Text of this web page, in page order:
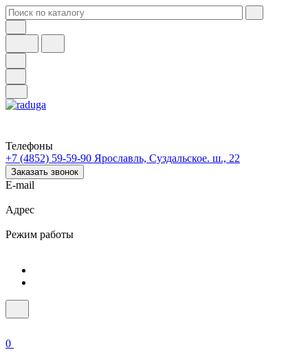
Телефоны
+7 (4852) 59-59-90 Ярославль, Суздальское. ш., 22
Заказать звонок
E-mail
Адрес
Режим работы
0